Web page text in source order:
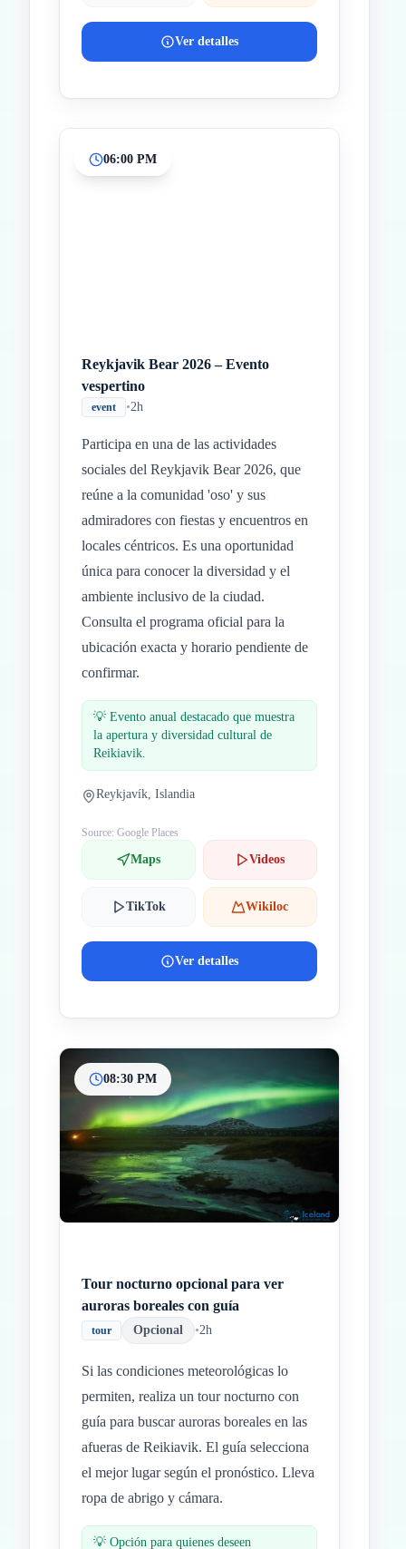
Ver detalles
06:00 PM
Reykjavik Bear 2026 – Evento
vespertino
event •2h
Participa en una de las actividades
sociales del Reykjavik Bear 2026, que
reúne a la comunidad 'oso' y sus
admiradores con fiestas y encuentros en
locales céntricos. Es una oportunidad
única para conocer la diversidad y el
ambiente inclusivo de la ciudad.
Consulta el programa oficial para la
ubicación exacta y horario pendiente de
confirmar.
💡 Evento anual destacado que muestra
la apertura y diversidad cultural de
Reikiavik.
Reykjavík, Islandia
Source: Google Places
Maps Videos
TikTok Wikiloc
Ver detalles
08:30 PM
Tour nocturno opcional para ver
auroras boreales con guía
tour Opcional •2h
Si las condiciones meteorológicas lo
permiten, realiza un tour nocturno con
guía para buscar auroras boreales en las
afueras de Reikiavik. El guía selecciona
el mejor lugar según el pronóstico. Lleva
ropa de abrigo y cámara.
💡 Opción para quienes deseen